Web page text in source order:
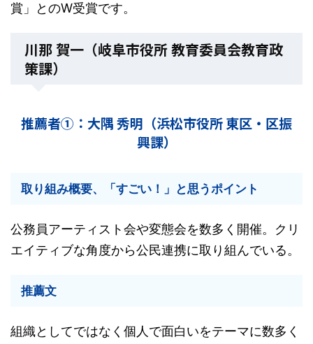
賞」とのW受賞です。
川那 賀一（岐阜市役所 教育委員会教育政
策課）
推薦者①：大隅 秀明（浜松市役所 東区・区振
興課）
取り組み概要、「すごい！」と思うポイント
公務員アーティスト会や変態会を数多く開催。クリ
エイティブな角度から公民連携に取り組んでいる。
推薦文
組織としてではなく個人で面白いをテーマに数多く